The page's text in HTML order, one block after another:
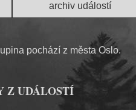
archiv událostí
pochází z města Oslo.
Z UDÁLOSTÍ